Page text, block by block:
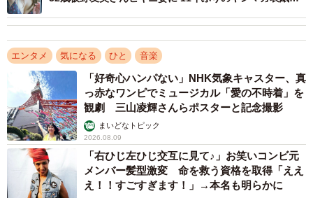
だいけるぞ！という自信をいただいた」と照れ笑いだ。
エンタメ 気になる ひと 音楽
「好奇心ハンパない」NHK気象キャスター、真
っ赤なワンピでミュージカル「愛の不時着」を
観劇 三山凌輝さんらポスターと記念撮影
まいどなトピック
2026.08.09
「右ひじ左ひじ交互に見て♪」お笑いコンビ元
メンバー髪型激変 命を救う資格を取得「ええ
え！！すごすぎます！」→本名も明らかに